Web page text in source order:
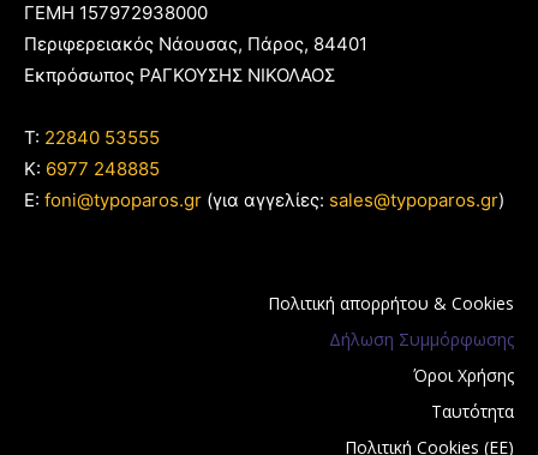
ΓΕΜΗ 157972938000
Περιφερειακός Νάουσας, Πάρος, 84401
Εκπρόσωπος ΡΑΓΚΟΥΣΗΣ ΝΙΚΟΛΑΟΣ
T: 22840 53555
Κ: 6977 248885
E: foni@typoparos.gr (για αγγελίες: sales@typoparos.gr)
Πολιτική απορρήτου & Cookies
Δήλωση Συμμόρφωσης
Όροι Χρήσης
Ταυτότητα
Πολιτική Cookies (ΕΕ)